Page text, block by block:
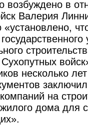
возбуждено в
Валерия
несколько
на
дома для